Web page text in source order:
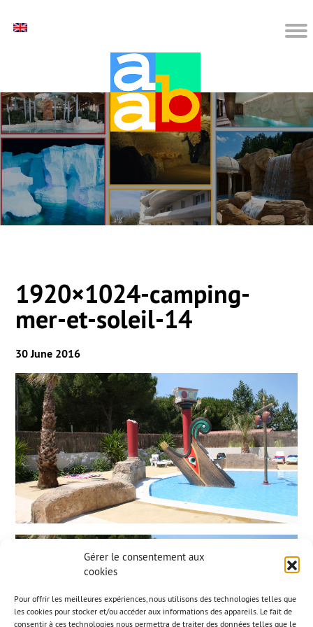
Gérer le consentement aux
cookies
Pour offrir les meilleures expériences, nous utilisons des technologies telles que
les cookies pour stocker et/ou accéder aux informations des appareils. Le fait de
consentir à ces technologies nous permettra de traiter des données telles que le
1920×1024-camping-
mer-et-soleil-14
30 June 2016